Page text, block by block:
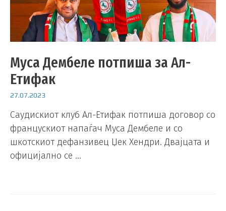
Муса Дембеле потпиша за Ал-
Етифак
27.07.2023
Саудискиот клуб Ал-Етифак потпиша договор со
францускиот напаѓач Муса Дембеле и со
шкотскиот дефанзивец Џек Хендри. Двајцата и
официјално се …